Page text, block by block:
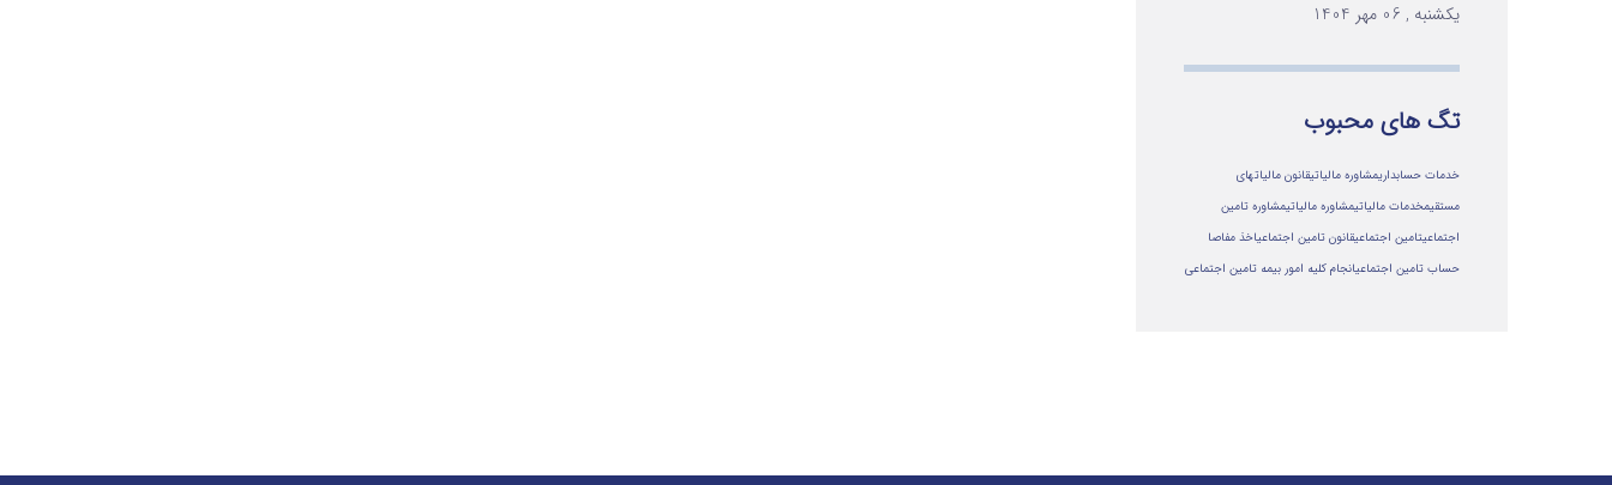
یکشنبه , 06 مهر 1404
تگ های محبوب
خدمات حسابداریمشاوره مالیاتیقانون مالیاتهای
مستقیمخدمات مالیاتیمشاوره مالياتيمشاوره تامین
اجتماعیتامین اجتماعیقانون تامین اجتماعیاخذ مفاصا
حساب تامین اجتماعیانجام کلیه امور بیمه تامین اجتماعی